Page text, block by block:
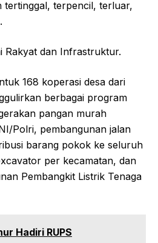
tertinggal, terpencil, terluar,
Rakyat dan Infrastruktur.
168 koperasi desa dari
berbagai program
pangan murah
Polri, pembangunan jalan
barang pokok ke seluruh
per kecamatan, dan
Pembangkit Listrik Tenaga
Hadiri RUPS